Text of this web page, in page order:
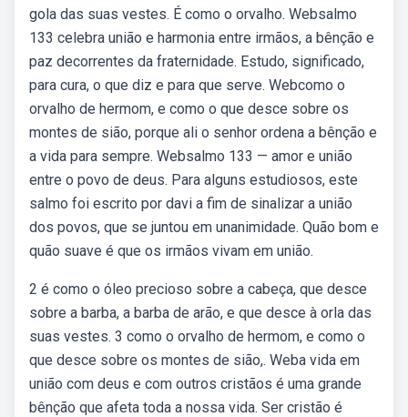
gola das suas vestes. É como o orvalho. Websalmo
133 celebra união e harmonia entre irmãos, a bênção e
paz decorrentes da fraternidade. Estudo, significado,
para cura, o que diz e para que serve. Webcomo o
orvalho de hermom, e como o que desce sobre os
montes de sião, porque ali o senhor ordena a bênção e
a vida para sempre. Websalmo 133 — amor e união
entre o povo de deus. Para alguns estudiosos, este
salmo foi escrito por davi a fim de sinalizar a união
dos povos, que se juntou em unanimidade. Quão bom e
quão suave é que os irmãos vivam em união.
2 é como o óleo precioso sobre a cabeça, que desce
sobre a barba, a barba de arão, e que desce à orla das
suas vestes. 3 como o orvalho de hermom, e como o
que desce sobre os montes de sião,. Weba vida em
união com deus e com outros cristãos é uma grande
bênção que afeta toda a nossa vida. Ser cristão é